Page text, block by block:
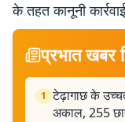
के तहत कानूनी
प्रभात खबर
1 टेढ़ागाछ के
अकाल, 255